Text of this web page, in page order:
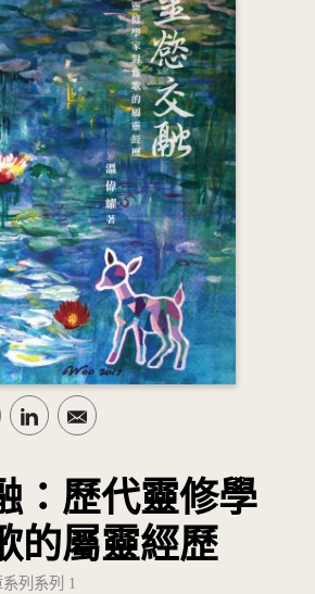
：歷代靈修學
的屬靈經歷
列系列 1